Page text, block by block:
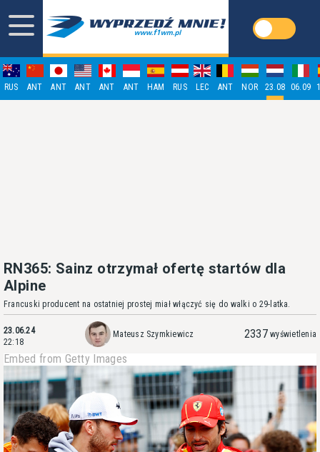
RUS ANT ANT ANT ANT ANT HAM RUS LEC ANT NOR 23.08 06.09
RN365: Sainz otrzymał ofertę startów dla
Alpine
Francuski producent na ostatniej prostej miał włączyć się do walki o 29-latka.
23.06.24
22:18
Mateusz Szymkiewicz 2337 wyświetlenia
Embed from Getty Images